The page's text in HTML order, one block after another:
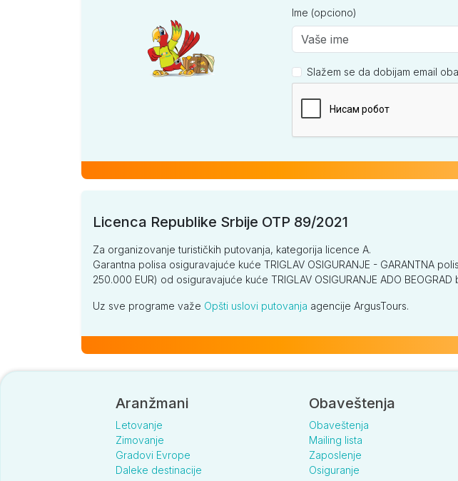
Ime (opciono)
Slažem se da dobijam email
Licenca Republike Srbije OTP 89/2021
Za organizovanje turističkih putovanja, kategorija licence A.
Garantna polisa osiguravajuće kuće TRIGLAV OSIGURANJE - GARANTNA
250.000 EUR) od osiguravajuće kuće TRIGLAV OSIGURANJE ADO
Uz sve programe važe Opšti uslovi putovanja agencije ArgusTours.
Aranžmani
Letovanje
Zimovanje
Gradovi Evrope
Daleke destinacije
Obaveštenja
Obaveštenja
Mailing lista
Zaposlenje
Osiguranje